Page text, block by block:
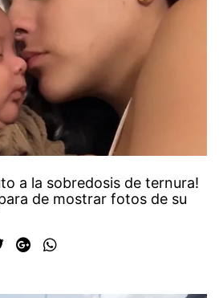
a la sobredosis de ternura!
de mostrar fotos de su